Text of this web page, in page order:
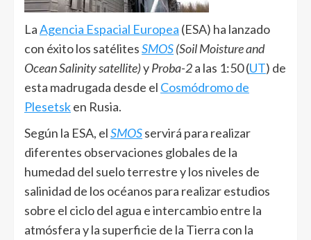
LaAgencia Espacial Europea (ESA) ha lanzado
con éxito los satélitesSMOS(Soil Moisture and
Ocean Salinity satellite)yProba-2a las 1:50 (UT) de
esta madrugada desde el Cosmódromo de
Plesetsken Rusia.
Según la ESA, elSMOSservirá para realizar
diferentes observaciones globales de la
humedad del suelo terrestre y los niveles de
salinidad de los océanos para realizar estudios
sobre el ciclo del agua e intercambio entre la
atmósfera y la superficie de la Tierra con la